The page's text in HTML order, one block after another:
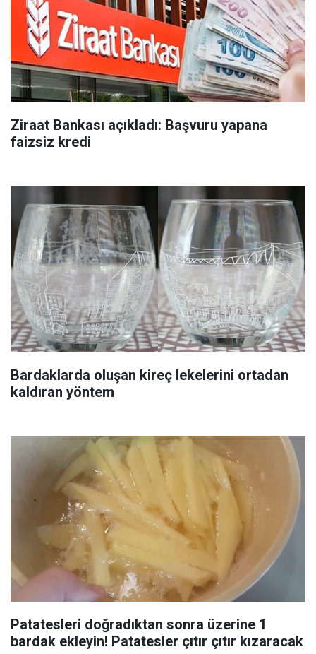
Ziraat Bankası açıkladı: Başvuru yapana
faizsiz kredi
Bardaklarda oluşan kireç lekelerini ortadan
kaldıran yöntem
Patatesleri doğradıktan sonra üzerine 1
bardak ekleyin! Patatesler çıtır çıtır kızaracak